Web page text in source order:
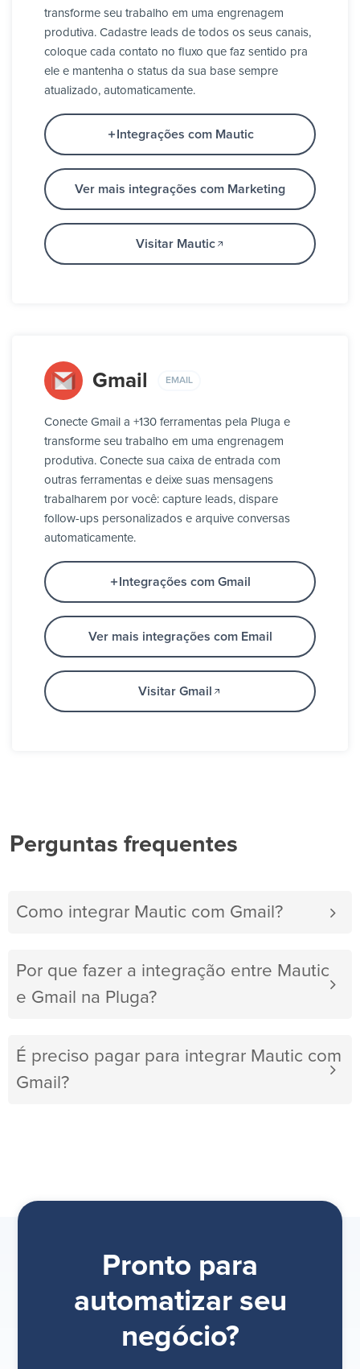
transforme seu trabalho em uma engrenagem
produtiva. Cadastre leads de todos os seus canais,
coloque cada contato no fluxo que faz sentido pra
ele e mantenha o status da sua base sempre
atualizado, automaticamente.
Integrações com Mautic
Ver mais integrações com Marketing
Visitar Mautic
Gmail EMAIL
Conecte Gmail a +130 ferramentas pela Pluga e
transforme seu trabalho em uma engrenagem
produtiva. Conecte sua caixa de entrada com
outras ferramentas e deixe suas mensagens
trabalharem por você: capture leads, dispare
follow-ups personalizados e arquive conversas
automaticamente.
Integrações com Gmail
Ver mais integrações com Email
Visitar Gmail
Perguntas frequentes
Como integrar Mautic com Gmail?
Por que fazer a integração entre Mautic
e Gmail na Pluga?
É preciso pagar para integrar Mautic com
Gmail?
Pronto para
automatizar seu
negócio?